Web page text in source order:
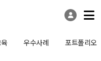
우수사례 포트폴리오